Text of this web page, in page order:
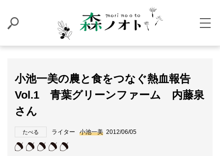
小池一美の農と食をつなぐ熱血報告
Vol.1 青葉グリーンファーム 内藤泉
さん
たべる ライター 小池一美 2012/06/05